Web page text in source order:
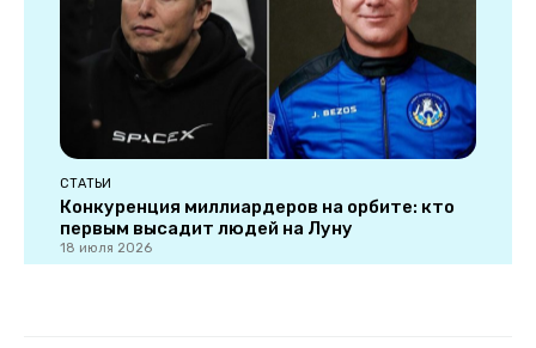
СТАТЬИ
Конкуренция миллиардеров на орбите: кто
первым высадит людей на Луну
18 июля 2026